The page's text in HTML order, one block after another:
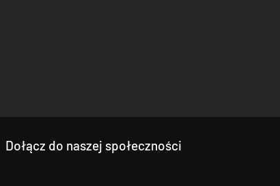
Dołącz do naszej społeczności